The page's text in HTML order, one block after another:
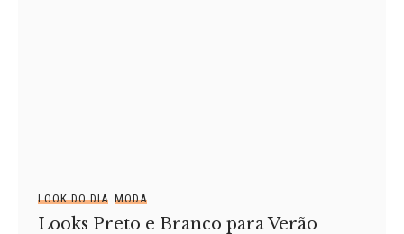
LOOK DO DIA MODA
Looks Preto e Branco para Verão